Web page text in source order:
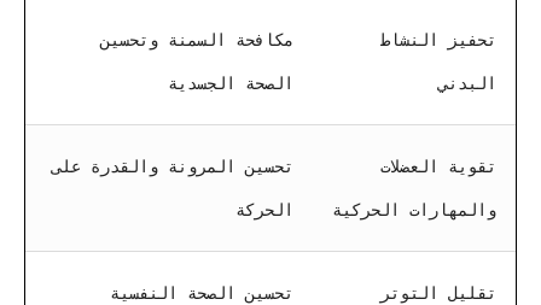
تحفيز النشاط
البدني
مكافحة السمنة وتحسين
الصحة الجسدية
تقوية العضلات
والمهارات الحركية
تحسين المرونة والقدرة على
الحركة
تقليل التوتر تحسين الصحة النفسية